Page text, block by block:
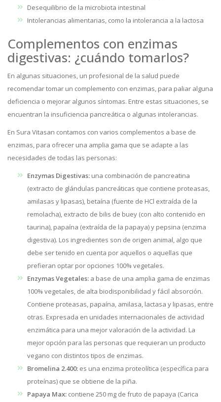
Desequilibrio de la microbiota intestinal
Intolerancias alimentarias, como la intolerancia a la lactosa
Complementos con enzimas
digestivas: ¿cuándo tomarlos?
En algunas situaciones, un profesional de la salud puede
recomendar tomar un complemento con enzimas, para paliar alguna
deficiencia o mejorar algunos síntomas. Entre estas situaciones, se
encuentran la insuficiencia pancreática o algunas intolerancias.
En Sura Vitasan contamos con varios complementos a base de
enzimas, para ofrecer una amplia gama que se adapte a las
necesidades de todas las personas:
Enzymas Digestivas: una combinación de pancreatina
(extracto de glándulas pancreáticas que contiene proteasas,
amilasas y lipasas), betaína (fuente de HCl extraída de la
remolacha), extracto de bilis de buey (con alto contenido en
taurina), papaína (extraída de la papaya) y pepsina (enzima
digestiva). Los ingredientes son de origen animal, algo que
debe ser tenido en cuenta por aquellos o aquellas que
prefieran optar por opciones 100% vegetales.
Enzymas Vegetales: a base de una amplia gama de enzimas
100% vegetales, de alta biodisponibilidad y fácil absorción.
Contiene proteasas, papaína, amilasa, lactasa y lipasas, entre
otras. Expresada en unidades internacionales de actividad
enzimática para una mejor valoración de la actividad. La
mejor opción para las personas que requieran un producto
vegano con distintos tipos de enzimas.
Bromelina 2.400: es una enzima proteolítica (específica para
proteínas) que se obtiene de la piña.
Papaya Max: contiene 250 mg de fruto de papaya (Carica